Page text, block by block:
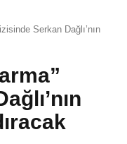
Serkan Dağlı’nın